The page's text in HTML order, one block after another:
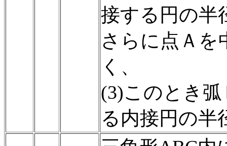
接する円の半
さらに点Ａを
く、
(3)このとき
る内接円の半